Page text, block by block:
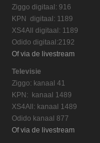
Ziggo digitaal: 916
KPN digitaal: 1189
XS4All digitaal: 1189
Odido digitaal:2192
Of via de livestream
Televisie
Ziggo: kanaal 41
KPN: kanaal 1489
XS4All: kanaal 1489
Odido kanaal 877
Of via de livestream